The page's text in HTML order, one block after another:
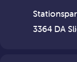
3364 DA